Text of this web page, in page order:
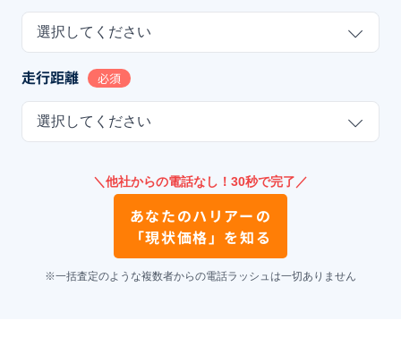
選択してください
走行距離 必須
選択してください
＼他社からの電話なし！30秒で完了／
あなたのハリアー の
「現状価格」を知る
※一括査定のような複数者からの電話ラッシュは一切ありません